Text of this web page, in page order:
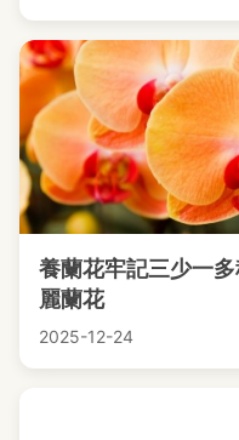
養蘭花牢記三少一
麗蘭花
2025-12-24